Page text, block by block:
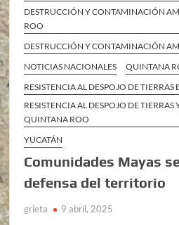
DESTRUCCIÓN Y CONTAMINACIÓN
ROO
DESTRUCCIÓN Y CONTAMINACIÓN
NOTICIAS NACIONALES
QUINTANA
RESISTENCIA AL DESPOJO DE TIERRAS
RESISTENCIA AL DESPOJO DE TIERRAS
QUINTANA ROO
YUCATÁN
Comunidades Mayas
defensa del territorio
grieta 9 abril, 2025